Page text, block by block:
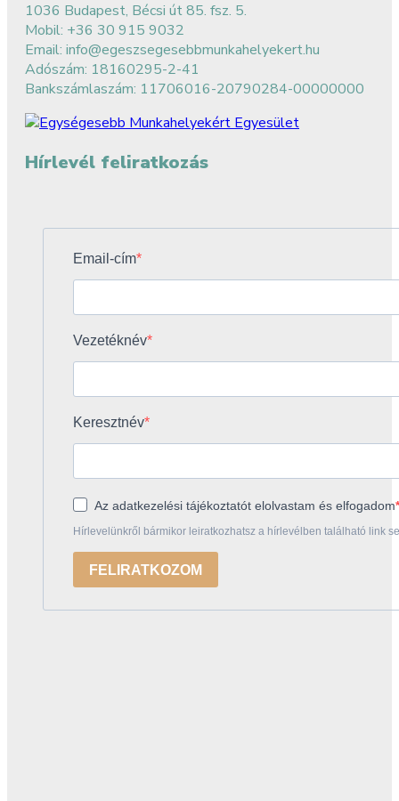
1036 Budapest, Bécsi út 85. fsz. 5.
Mobil: +36 30 915 9032
Email: info@egeszsegesebbmunkahelyekert.hu
Adószám: 18160295-2-41
Bankszámlaszám: 11706016-20790284-00000000
Hírlevél feliratkozás